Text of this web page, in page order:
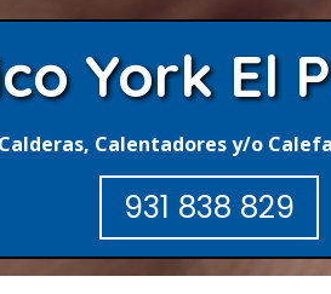
York El
Calderas, Calentadores y/o
931 838 829